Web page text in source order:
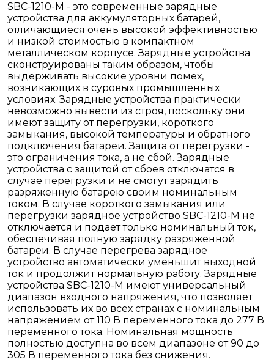
SBC-1210-M - это современные зарядные
устройства для аккумуляторных батарей,
отличающиеся очень высокой эффективностью
и низкой стоимостью в компактном
металлическом корпусе. Зарядные устройства
сконструированы таким образом, чтобы
выдерживать высокие уровни помех,
возникающих в суровых промышленных
условиях. Зарядные устройства практически
невозможно вывести из строя, поскольку они
имеют защиту от перегрузки, короткого
замыкания, высокой температуры и обратного
подключения батареи. Защита от перегрузки -
это ограничения тока, а не сбой. Зарядные
устройства с защитой от сбоев отключатся в
случае перегрузки и не смогут зарядить
разряженную батарею своим номинальным
током. В случае короткого замыкания или
перегрузки зарядное устройство SBC-1210-M не
отключается и подает только номинальный ток,
обеспечивая полную зарядку разряженной
батареи. В случае перегрева зарядное
устройство автоматически уменьшит выходной
ток и продолжит нормальную работу. Зарядные
устройства SBC-1210-M имеют универсальный
диапазон входного напряжения, что позволяет
использовать их во всех странах с номинальным
напряжением от 110 В переменного тока до 277 В
переменного тока. Номинальная мощность
полностью доступна во всем диапазоне от 90 до
305 В переменного тока без снижения.